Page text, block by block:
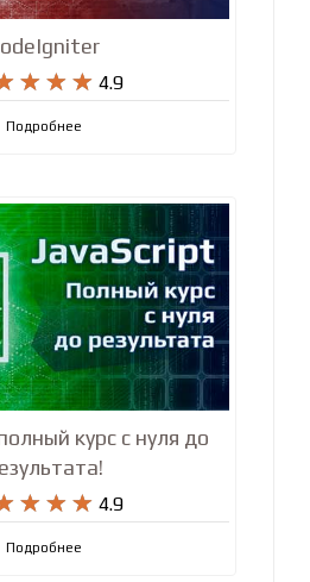
  
   4.9
Подробнее
курс с нуля до
  
   4.9
Подробнее